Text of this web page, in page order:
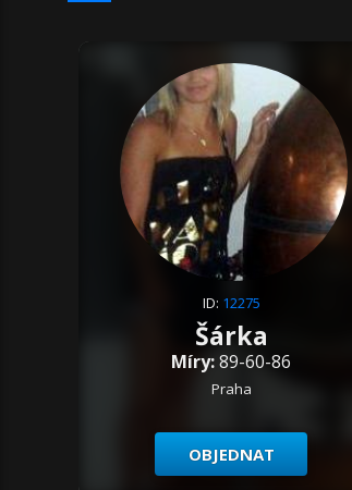
ID: 12275
Šárka
Míry:89-60-86
Praha
OBJEDNAT